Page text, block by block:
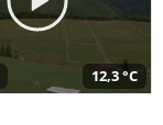
12,3 °C